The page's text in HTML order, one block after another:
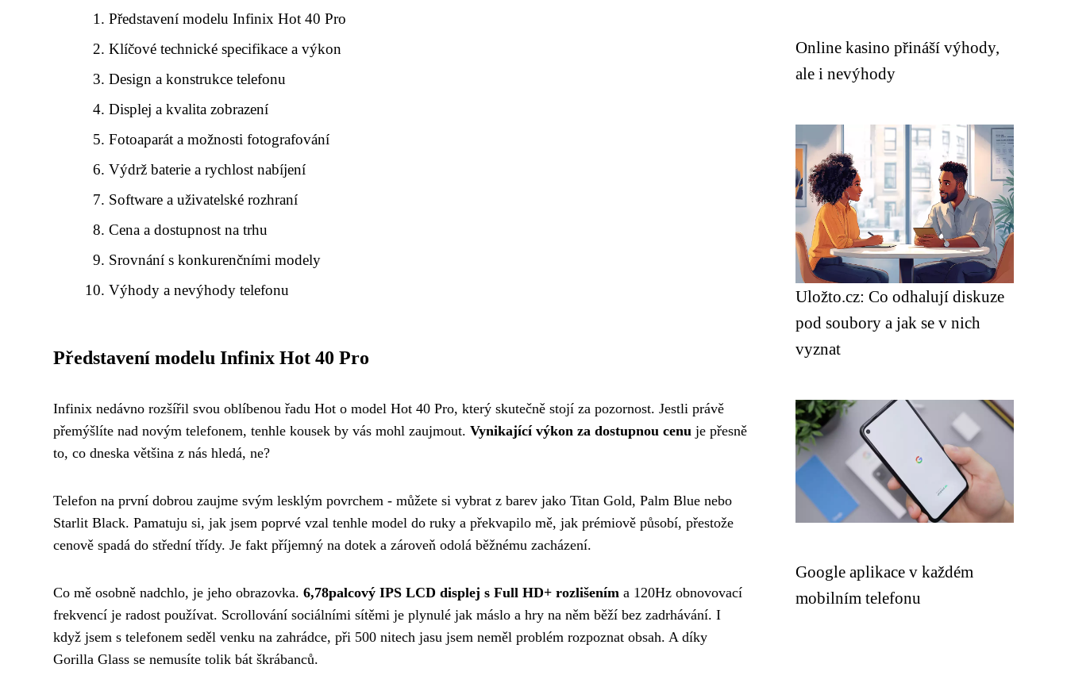
Představení modelu Infinix Hot 40 Pro
Klíčové technické specifikace a výkon
Design a konstrukce telefonu
Displej a kvalita zobrazení
Fotoaparát a možnosti fotografování
Výdrž baterie a rychlost nabíjení
Software a uživatelské rozhraní
Cena a dostupnost na trhu
Srovnání s konkurenčními modely
Výhody a nevýhody telefonu
Představení modelu Infinix Hot 40 Pro
Infinix nedávno rozšířil svou oblíbenou řadu Hot o model Hot 40 Pro, který skutečně stojí za pozornost. Jestli právě
přemýšlíte nad novým telefonem, tenhle kousek by vás mohl zaujmout. Vynikající výkon za dostupnou cenu je přesně
to, co dneska většina z nás hledá, ne?
Telefon na první dobrou zaujme svým lesklým povrchem - můžete si vybrat z barev jako Titan Gold, Palm Blue nebo
Starlit Black. Pamatuju si, jak jsem poprvé vzal tenhle model do ruky a překvapilo mě, jak prémiově působí, přestože
cenově spadá do střední třídy. Je fakt příjemný na dotek a zároveň odolá běžnému zacházení.
Co mě osobně nadchlo, je jeho obrazovka. 6,78palcový IPS LCD displej s Full HD+ rozlišením a 120Hz obnovovací
frekvencí je radost používat. Scrollování sociálními sítěmi je plynulé jak máslo a hry na něm běží bez zadrhávání. I
když jsem s telefonem seděl venku na zahrádce, při 500 nitech jasu jsem neměl problém rozpoznat obsah. A díky
Gorilla Glass se nemusíte tolik bát škrábanců.
Online kasino přináší výhody,
ale i nevýhody
Uložto.cz: Co odhalují diskuze
pod soubory a jak se v nich
vyznat
Google aplikace v každém
mobilním telefonu